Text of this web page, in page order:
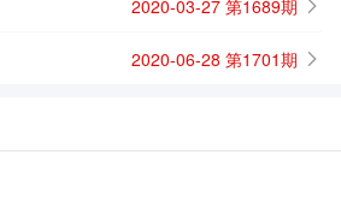
2020-03-27 第1689期
2020-06-28 第1701期